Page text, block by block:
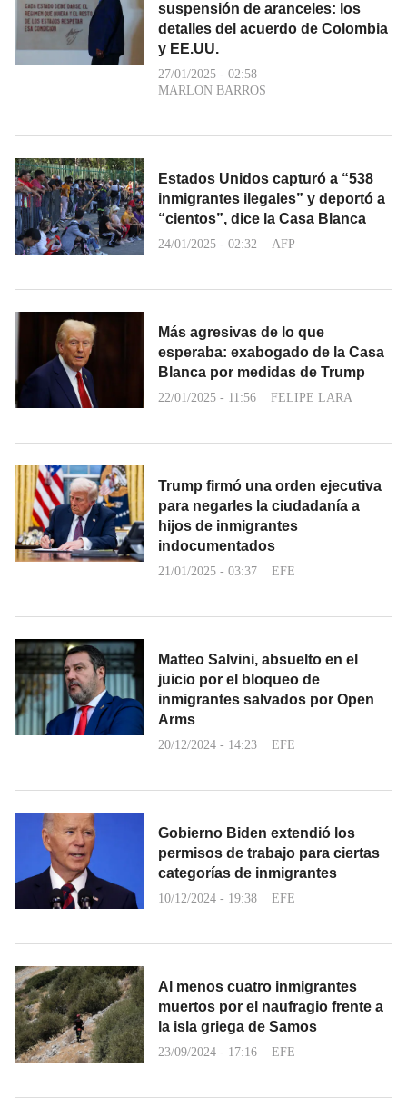
suspensión de aranceles: los
detalles del acuerdo de Colombia
y EE.UU.
27/01/2025 - 02:58
MARLON BARROS
Estados Unidos capturó a “538
inmigrantes ilegales” y deportó a
“cientos”, dice la Casa Blanca
24/01/2025 - 02:32 AFP
Más agresivas de lo que
esperaba: exabogado de la Casa
Blanca por medidas de Trump
22/01/2025 - 11:56 FELIPE LARA
Trump firmó una orden ejecutiva
para negarles la ciudadanía a
hijos de inmigrantes
indocumentados
21/01/2025 - 03:37 EFE
Matteo Salvini, absuelto en el
juicio por el bloqueo de
inmigrantes salvados por Open
Arms
20/12/2024 - 14:23 EFE
Gobierno Biden extendió los
permisos de trabajo para ciertas
categorías de inmigrantes
10/12/2024 - 19:38 EFE
Al menos cuatro inmigrantes
muertos por el naufragio frente a
la isla griega de Samos
23/09/2024 - 17:16 EFE